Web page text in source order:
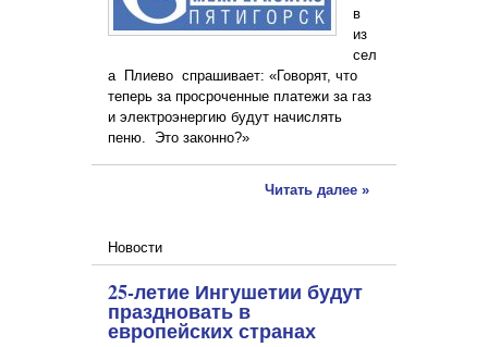
в
из
сел
а Плиево спрашивает: «Говорят, что
теперь за просроченные платежи за газ
и электроэнергию будут начислять
пеню. Это законно?»
Читать далее »
Новости
25-летие Ингушетии будут
праздновать в
европейских странах